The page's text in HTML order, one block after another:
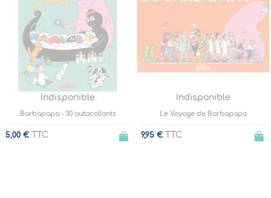
Indisponible
Barbapapa - 30 autocollants
5,00 € TTC
Indisponible
Le Voyage de Barbapapa
9,95 € TTC